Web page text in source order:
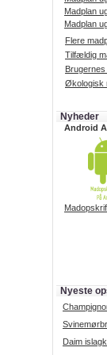
Madplan
Madplan
Flere
Tilfældig
Økologisk
Nyheder
Android
iPhone
Nyeste
Daim